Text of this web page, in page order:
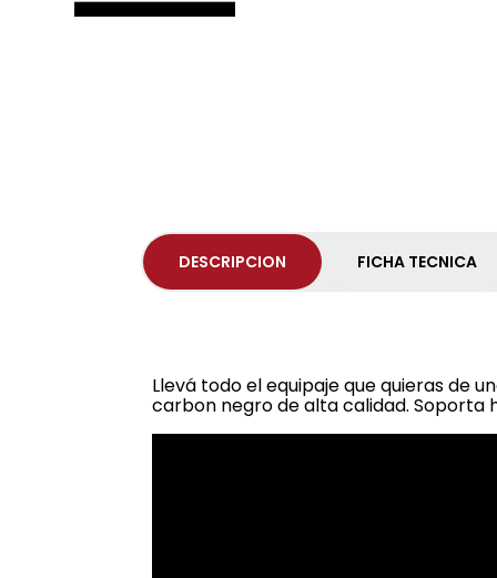
DESCRIPCION FICHA TECNICA
Llevá todo el equipaje que quieras de
carbon negro de alta calidad. Soporta